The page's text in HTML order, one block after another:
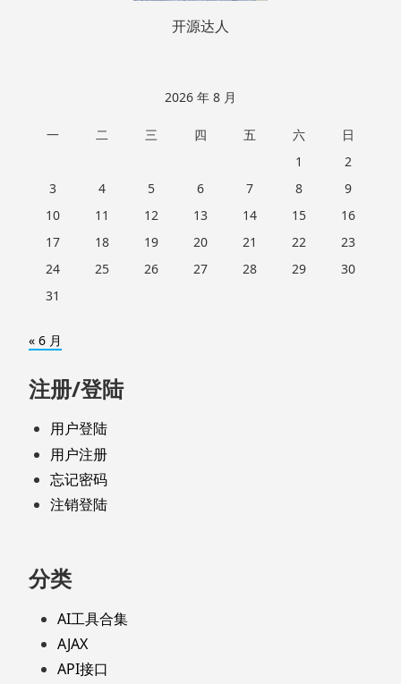
开源达人
2026 年 8 月
一 二 三 四 五 六
日
1
2
3
4 5 6 7 8
9
10
11 12 13 14 15
16
17
18 19 20 21 22
23
24
25 26 27 28 29
30
31
« 6 月
注册/登陆
用户登陆
用户注册
忘记密码
注销登陆
分类
AI工具合集
AJAX
API接口